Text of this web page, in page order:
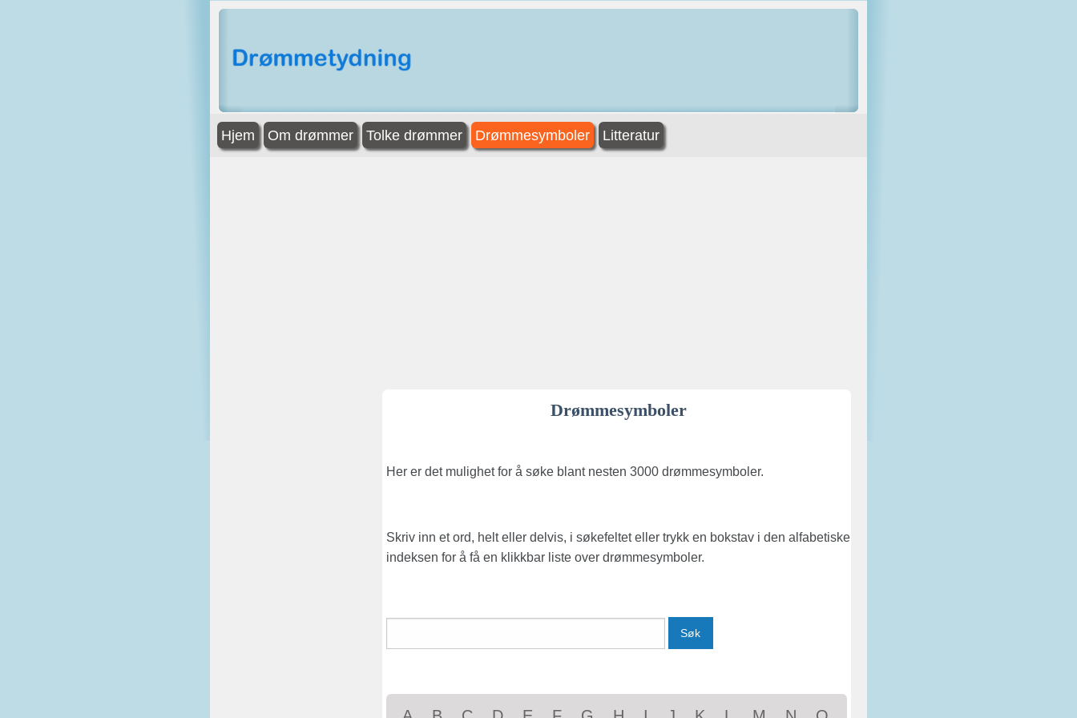
Hjem Om drømmer Tolke drømmer Drømmesymboler Litteratur
Drømmesymboler
Her er det mulighet for å søke blant nesten 3000 drømmesymboler.
Skriv inn et ord, helt eller delvis, i søkefeltet eller trykk en bokstav i den alfabetiske
indeksen for å få en klikkbar liste over drømmesymboler.
Søk